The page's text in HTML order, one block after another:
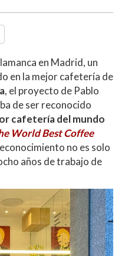
en Madrid, un
en la mejor cafetería de
, el proyecto de Pablo
de ser reconocido
cafetería del mundo
World Best Coffee
no es solo
años de trabajo de